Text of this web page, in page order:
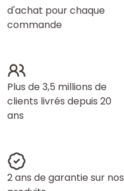
d'achat pour chaque
commande
Plus de 3,5 millions de
clients livrés depuis 20
ans
2 ans de garantie sur nos